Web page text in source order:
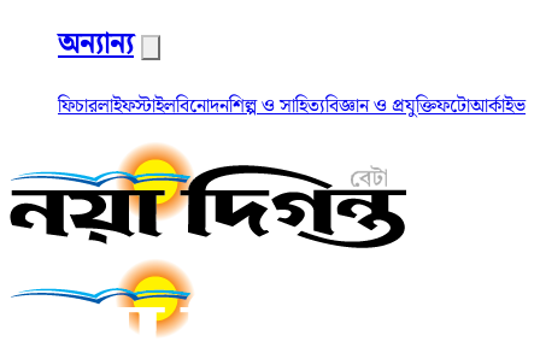
অন্যান্য
ফিচারলাইফস্টাইলবিনোদনশিল্প ও সাহিত্যবিজ্ঞান ও প্রযুক্তিফটোআর্কাইভ